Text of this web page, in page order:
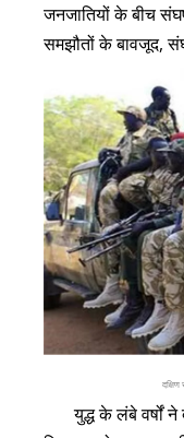
जनजातियों के बीच
समझौतों के बावजूद,
युद्ध के लंबे वर्षों ने